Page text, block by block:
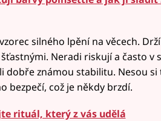
silného lpění na věcech.
Neradi riskují a často v
dobře známou stabilitu. Nesou si
což je někdy brzdí.
rituál, který z vás udělá